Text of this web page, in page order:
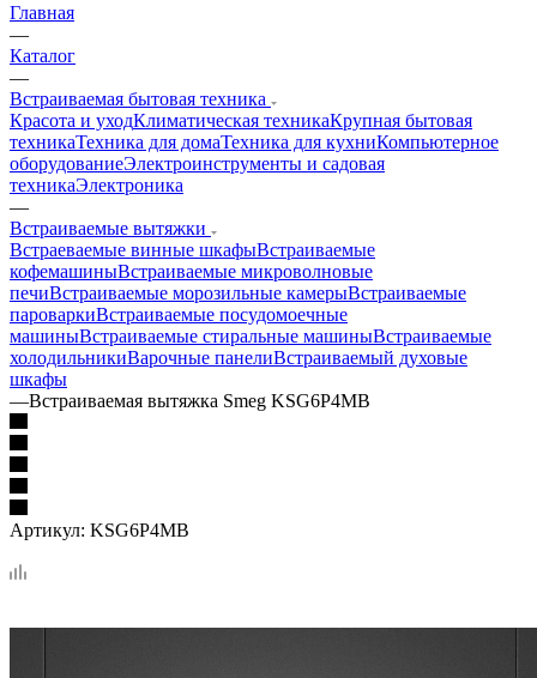
Главная
—
Каталог
—
Встраиваемая бытовая техника
Красота и уходКлиматическая техникаКрупная бытовая
техникаТехника для домаТехника для кухниКомпьютерное
оборудованиеЭлектроинструменты и садовая
техникаЭлектроника
—
Встраиваемые вытяжки
Встраеваемые винные шкафыВстраиваемые
кофемашиныВстраиваемые микроволновые
печиВстраиваемые морозильные камерыВстраиваемые
пароваркиВстраиваемые посудомоечные
машиныВстраиваемые стиральные машиныВстраиваемые
холодильникиВарочные панелиВстраиваемый духовые
шкафы
—Встраиваемая вытяжка Smeg KSG6P4MB
Артикул: KSG6P4MB